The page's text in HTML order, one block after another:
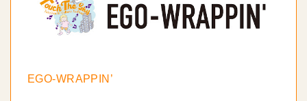
EGO-WRAPPIN’